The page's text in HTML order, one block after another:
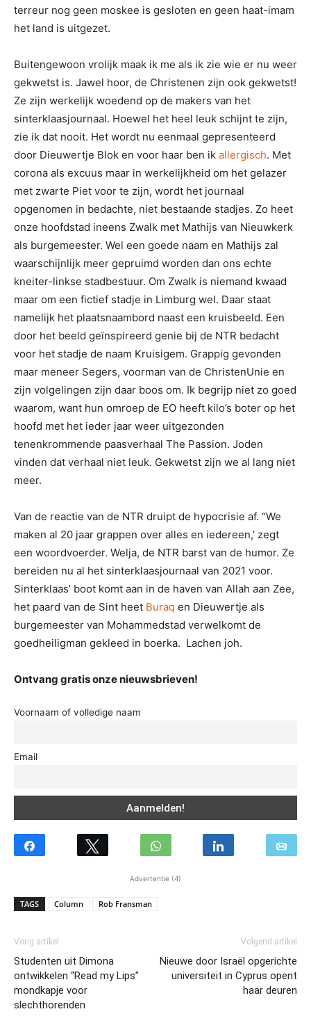
terreur nog geen moskee is gesloten en geen haat-imam
het land is uitgezet.
Buitengewoon vrolijk maak ik me als ik zie wie er nu weer
gekwetst is. Jawel hoor, de Christenen zijn ook gekwetst!
Ze zijn werkelijk woedend op de makers van het
sinterklaasjournaal. Hoewel het heel leuk schijnt te zijn,
zie ik dat nooit. Het wordt nu eenmaal gepresenteerd
door Dieuwertje Blok en voor haar ben ik allergisch. Met
corona als excuus maar in werkelijkheid om het gelazer
met zwarte Piet voor te zijn, wordt het journaal
opgenomen in bedachte, niet bestaande stadjes. Zo heet
onze hoofdstad ineens Zwalk met Mathijs van Nieuwkerk
als burgemeester. Wel een goede naam en Mathijs zal
waarschijnlijk meer gepruimd worden dan ons echte
kneiter-linkse stadbestuur. Om Zwalk is niemand kwaad
maar om een fictief stadje in Limburg wel. Daar staat
namelijk het plaatsnaambord naast een kruisbeeld. Een
door het beeld geïnspireerd genie bij de NTR bedacht
voor het stadje de naam Kruisigem. Grappig gevonden
maar meneer Segers, voorman van de ChristenUnie en
zijn volgelingen zijn daar boos om. Ik begrijp niet zo goed
waarom, want hun omroep de EO heeft kilo’s boter op het
hoofd met het ieder jaar weer uitgezonden
tenenkrommende paasverhaal The Passion. Joden
vinden dat verhaal niet leuk. Gekwetst zijn we al lang niet
meer.
Van de reactie van de NTR druipt de hypocrisie af. “We
maken al 20 jaar grappen over alles en iedereen,’ zegt
een woordvoerder. Welja, de NTR barst van de humor. Ze
bereiden nu al het sinterklaasjournaal van 2021 voor.
Sinterklaas’ boot komt aan in de haven van Allah aan Zee,
het paard van de Sint heet Buraq en Dieuwertje als
burgemeester van Mohammedstad verwelkomt de
goedheiligman gekleed in boerka. Lachen joh.
Ontvang gratis onze nieuwsbrieven!
Voornaam of volledige naam
Email
Advertentie (4)
TAGS Column Rob Fransman
Vorig artikel
Studenten uit Dimona
ontwikkelen “Read my Lips”
mondkapje voor
slechthorenden
Volgend artikel
Nieuwe door Israël opgerichte
universiteit in Cyprus opent
haar deuren